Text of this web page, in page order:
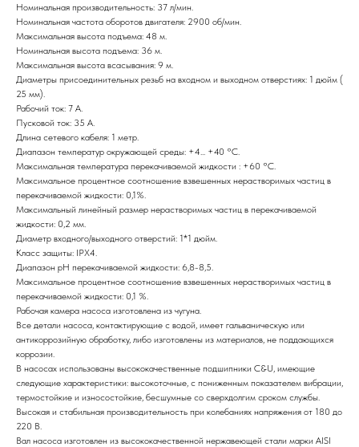
Номинальная производительность: 37 л/мин.
Номинальная частота оборотов двигателя: 2900 об/мин.
Максимальная высота подъема: 48 м.
Номинальная высота подъема: 36 м.
Максимальная высота всасывания: 9 м.
Диаметры присоединительных резьб на входном и выходном отверстиях: 1 дюйм (
25 мм).
Рабочий ток: 7 А.
Пусковой ток: 35 А.
Длина сетевого кабеля: 1 метр.
Диапазон температур окружающей среды: +4... +40 °C.
Максимальная температура перекачиваемой жидкости : +60 °C.
Максимальное процентное соотношение взвешенных нерастворимых частиц в
перекачиваемой жидкости: 0,1%.
Максимальный линейный размер нерастворимых частиц в перекачиваемой
жидкости: 0,2 мм.
Диаметр входного/выходного отверстий: 1*1 дюйм.
Класс защиты: IPX4.
Диапазон рН перекачиваемой жидкости: 6,8-8,5.
Максимальное процентное соотношение взвешенных нерастворимых частиц в
перекачиваемой жидкости: 0,1 %.
Рабочая камера насоса изготовлена из чугуна.
Все детали насоса, контактирующие с водой, имеет гальваническую или
антикоррозийную обработку, либо изготовлены из материалов, не поддающихся
коррозии.
В насосах использованы высококачественные подшипники C&U, имеющие
следующие характеристики: высокоточные, с пониженным показателем вибрации,
термостойкие и износостойкие, бесшумные со сверхдолгим сроком службы.
Высокая и стабильная производительность при колебаниях напряжения от 180 до
220 В.
Вал насоса изготовлен из высококачественной нержавеющей стали марки AISI